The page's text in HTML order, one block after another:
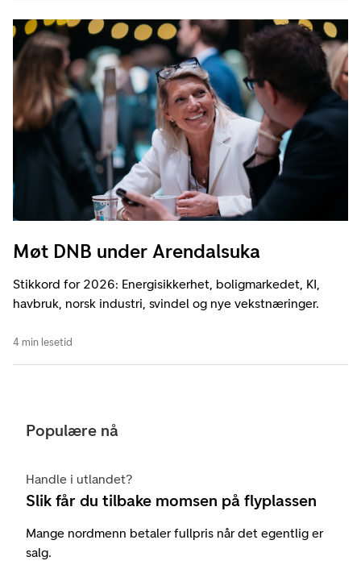
Møt DNB under Arendalsuka
Stikkord for 2026: Energisikkerhet, boligmarkedet, KI,
havbruk, norsk industri, svindel og nye vekstnæringer.
4 min lesetid
Populære nå
Handle i utlandet?
Slik får du tilbake momsen på flyplassen
Mange nordmenn betaler fullpris når det egentlig er
salg.